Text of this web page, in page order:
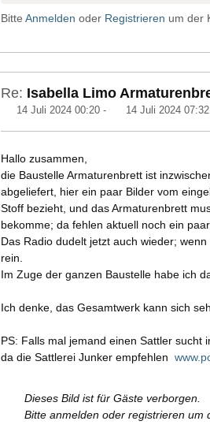
Bitte Anmelden oder Registrieren um der
Re: Isabella Limo
14 Juli 2024 00:20 - 14 Juli 2024 07:32
Hallo zusammen,
die Baustelle Armaturenbrett ist
abgeliefert, hier ein paar Bilder vom
Stoff bezieht, und das Armaturenbrett
bekomme; da fehlen aktuell noch ein paar
Das Radio dudelt jetzt auch wieder;
rein.
Im Zuge der ganzen Baustelle habe ich
Ich denke, das Gesamtwerk kann sich
PS: Falls mal jemand einen Sattler sucht
da die Sattlerei Junker empfehlen
Dieses Bild ist für Gäste verborgen.
Bitte anmelden oder registrieren um